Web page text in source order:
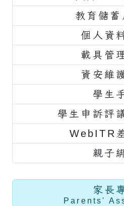
教育儲蓄
個人資
載具管
資安維
學生
學生申訴評
WebITR
親子
家長
Parents'